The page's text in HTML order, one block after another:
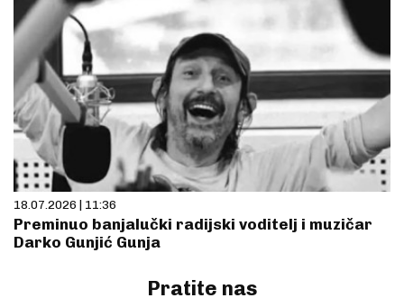
18.07.2026 | 11:36
Preminuo banjalučki radijski voditelj i muzičar
Darko Gunjić Gunja
Pratite nas